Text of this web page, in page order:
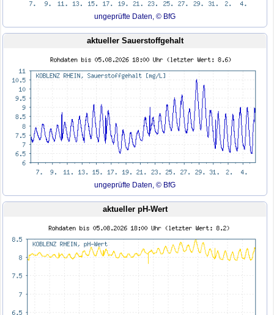
ungeprüfte Daten, © BfG
aktueller Sauerstoffgehalt
ungeprüfte Daten, © BfG
aktueller pH-Wert